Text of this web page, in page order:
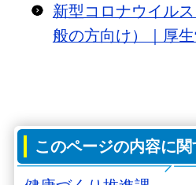
新型コロナウイル
般の方向け）｜厚
このページの内容に